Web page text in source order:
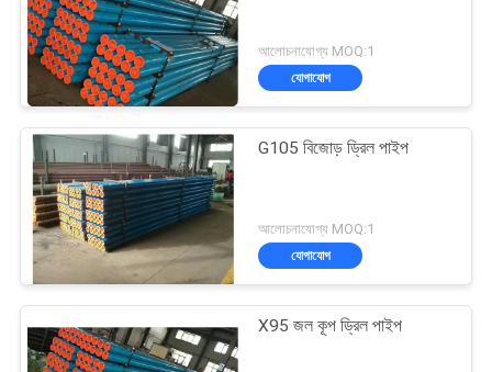
আলোচনাযোগ্য MOQ:1
যোগাযোগ
G105 বিজোড় ড্রিল পাইপ
আলোচনাযোগ্য MOQ:1
যোগাযোগ
X95 জল কূপ ড্রিল পাইপ